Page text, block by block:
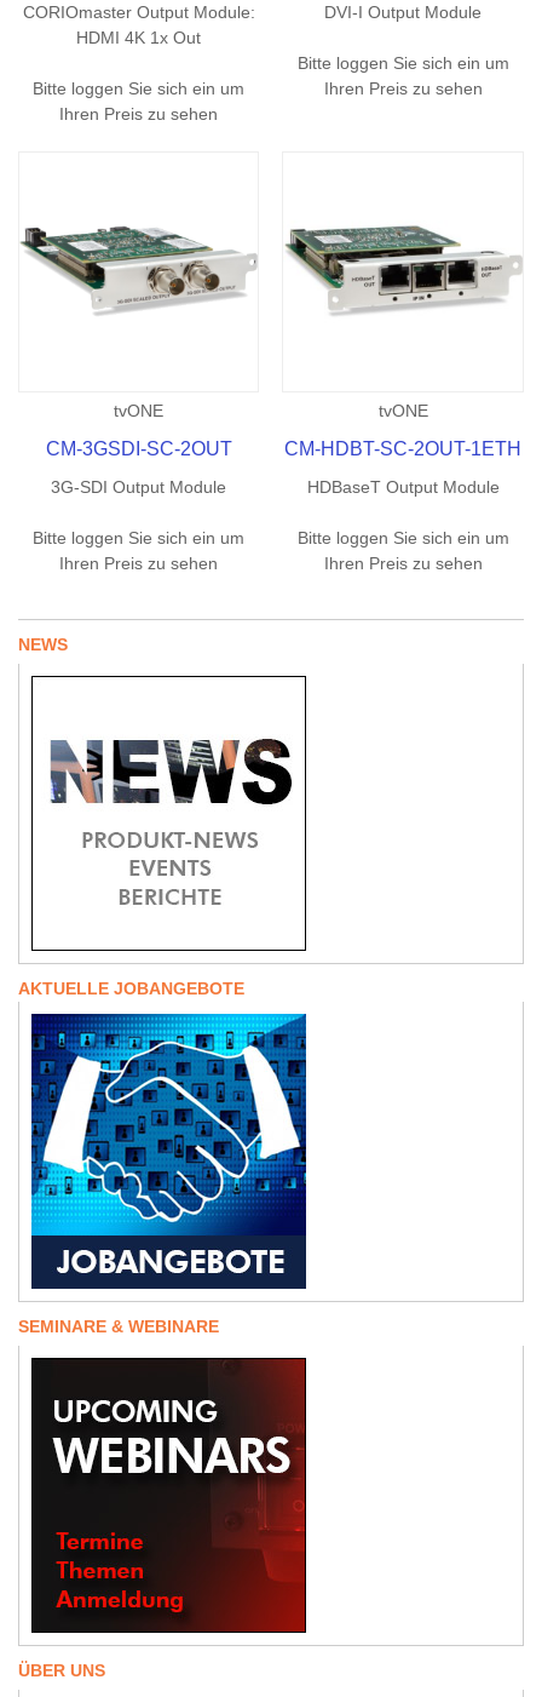
CORIOmaster Output Module:
HDMI 4K 1x Out
Bitte loggen Sie sich ein um
Ihren Preis zu sehen
DVI-I Output Module
Bitte loggen Sie sich ein um
Ihren Preis zu sehen
tvONE
CM-3GSDI-SC-2OUT
3G-SDI Output Module
Bitte loggen Sie sich ein um
Ihren Preis zu sehen
tvONE
CM-HDBT-SC-2OUT-1ETH
HDBaseT Output Module
Bitte loggen Sie sich ein um
Ihren Preis zu sehen
NEWS
AKTUELLE JOBANGEBOTE
SEMINARE & WEBINARE
ÜBER UNS